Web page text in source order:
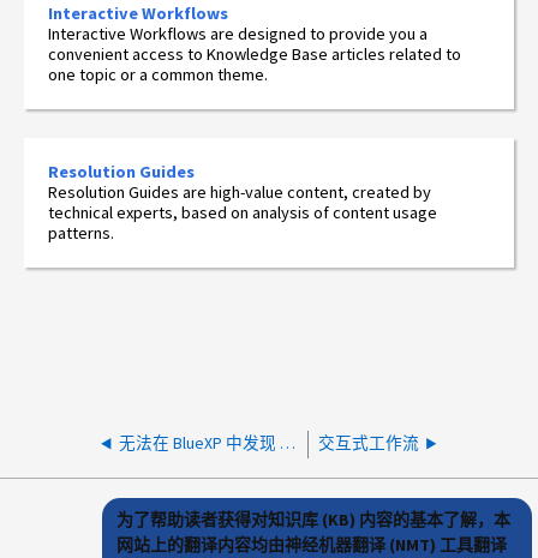
Interactive Workflows
Interactive Workflows are designed to provide you a
convenient access to Knowledge Base articles related to
one topic or a common theme.
Resolution Guides
Resolution Guides are high-value content, created by
technical experts, based on analysis of content usage
patterns.
无法在 BlueXP 中发现 FSxN 环境 交互式工作流
为了帮助读者获得对知识库 (KB) 内容的基本了解，本
网站上的翻译内容均由神经机器翻译 (NMT) 工具翻译